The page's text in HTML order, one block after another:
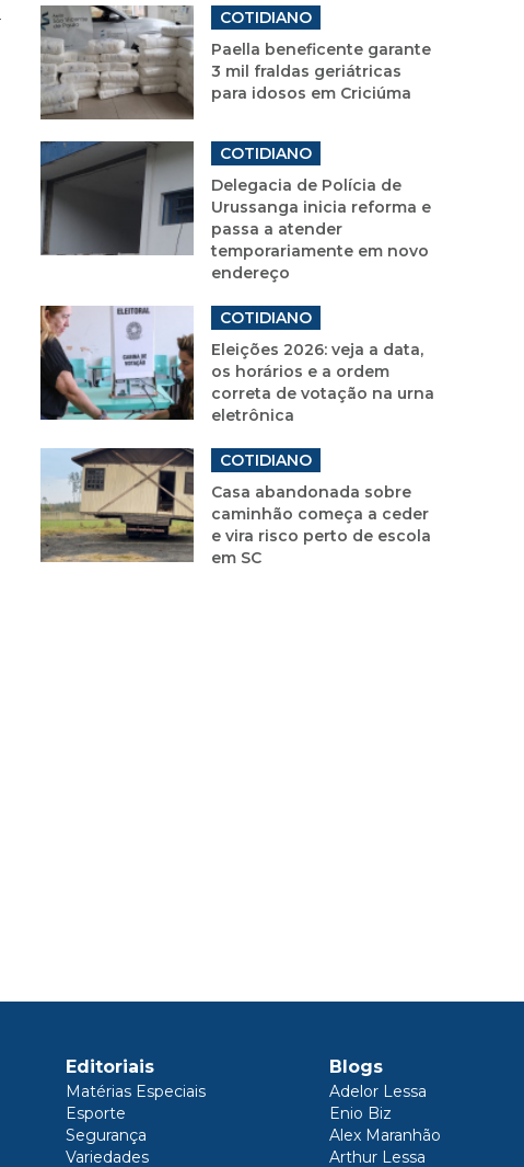
COTIDIANO
Paella beneficente garante
3 mil fraldas geriátricas
para idosos em Criciúma
COTIDIANO
Delegacia de Polícia de
Urussanga inicia reforma e
passa a atender
temporariamente em novo
endereço
COTIDIANO
Eleições 2026: veja a data,
os horários e a ordem
correta de votação na urna
eletrônica
COTIDIANO
Casa abandonada sobre
caminhão começa a ceder
e vira risco perto de escola
em SC
Editoriais
Matérias Especiais
Esporte
Segurança
Variedades
Blogs
Adelor Lessa
Enio Biz
Alex Maranhão
Arthur Lessa